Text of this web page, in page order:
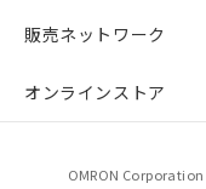
販売ネットワーク
オンラインストア
OMRON Corporation